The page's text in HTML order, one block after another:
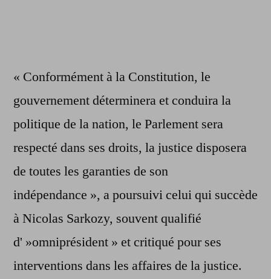
« Conformément à la Constitution, le
gouvernement déterminera et conduira la
politique de la nation, le Parlement sera
respecté dans ses droits, la justice disposera
de toutes les garanties de son
indépendance », a poursuivi celui qui succède
à Nicolas Sarkozy, souvent qualifié
d' »omniprésident » et critiqué pour ses
interventions dans les affaires de la justice.